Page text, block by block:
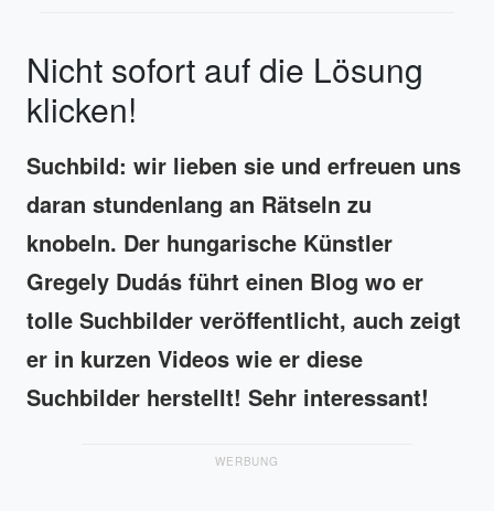
Nicht sofort auf die Lösung
klicken!
Suchbild: wir lieben sie und erfreuen uns
daran stundenlang an Rätseln zu
knobeln. Der hungarische Künstler
Gregely Dudás führt einen Blog wo er
tolle Suchbilder veröffentlicht, auch zeigt
er in kurzen Videos wie er diese
Suchbilder herstellt! Sehr interessant!
WERBUNG